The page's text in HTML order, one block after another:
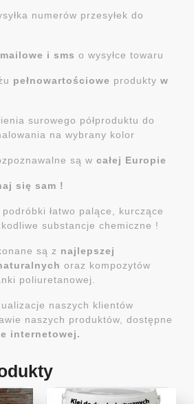
numerów przesyłek do
i sms o wysyłce towaru
pełnowartościowe produkty w
surowego półproduktu do
na wybrany kolor
są w całej Europie
się sam !
łatwo palące, kurczące
substancje chemiczne !
są z najlepszej
oraz kompozytów
poliuretanowej.
naszych klientów
naszych produktów, dostępne
internetowej.